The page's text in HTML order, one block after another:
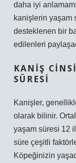
daha iyi
kanişlerin yaşam
desteklenen bir
edilenleri
KANIŞ
SÜRESI
Kanişler,
olarak bilinir.
yaşam süresi 12
süre çeşitli
Köpeğinizin